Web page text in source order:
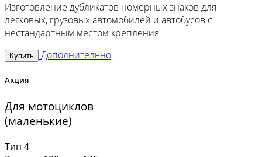
Изготовление дубликатов номерных знаков для
легковых, грузовых автомобилей и автобусов с
нестандартным местом крепления
Купить Дополнительно
Акция
Для мотоциклов
(маленькие)
Тип 4